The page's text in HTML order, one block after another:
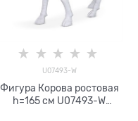
U07493-W
Фигура Корова ростовая
h=165 см U07493-W